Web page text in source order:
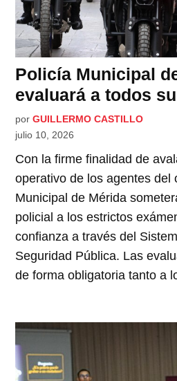
Policía Municipal
evaluará a todos
por GUILLERMO CASTILLO
julio 10, 2026
Con la firme finalidad de
operativo de los agentes del
Municipal de Mérida
policial a los estrictos
confianza a través del
Seguridad Pública. Las
de forma obligatoria tanto a